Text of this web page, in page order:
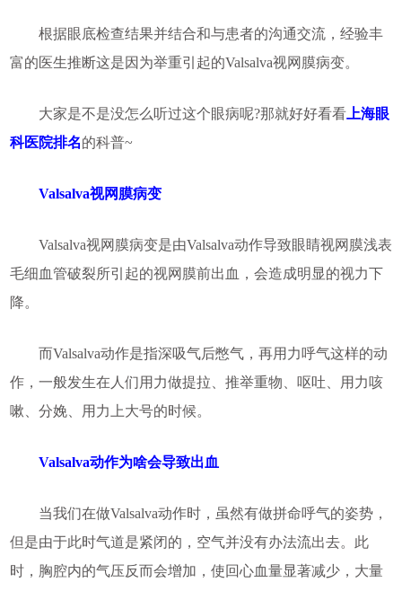
根据眼底检查结果并结合和与患者的沟通交流，经验丰
富的医生推断这是因为举重引起的Valsalva视网膜病变。
大家是不是没怎么听过这个眼病呢?那就好好看看上海眼
科医院排名的科普~
Valsalva视网膜病变
Valsalva视网膜病变是由Valsalva动作导致眼睛视网膜浅表
毛细血管破裂所引起的视网膜前出血，会造成明显的视力下
降。
而Valsalva动作是指深吸气后憋气，再用力呼气这样的动
作，一般发生在人们用力做提拉、推举重物、呕吐、用力咳
嗽、分娩、用力上大号的时候。
Valsalva动作为啥会导致出血
当我们在做Valsalva动作时，虽然有做拼命呼气的姿势，
但是由于此时气道是紧闭的，空气并没有办法流出去。此
时，胸腔内的气压反而会增加，使回心血量显著减少，大量